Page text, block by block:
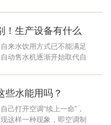
，即COD；微生物氧化废
生物需氧量
！生产设备有什么
来水饮用方式已不能满足
动售水机逐渐开始取代自
？两者之间有什么区别？
指不含微量
些水能用吗？
己打开空调“续上一命”，
这样一种现象，即空调制